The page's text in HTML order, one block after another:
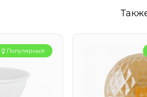
Популярный